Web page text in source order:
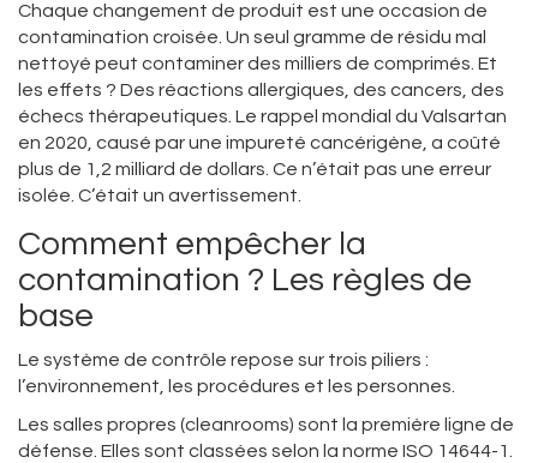
Chaque changement de produit est une occasion de
contamination croisée. Un seul gramme de résidu mal
nettoyé peut contaminer des milliers de comprimés. Et
les effets ? Des réactions allergiques, des cancers, des
échecs thérapeutiques. Le rappel mondial du Valsartan
en 2020, causé par une impureté cancérigène, a coûté
plus de 1,2 milliard de dollars. Ce n’était pas une erreur
isolée. C’était un avertissement.
Comment empêcher la
contamination ? Les règles de
base
Le système de contrôle repose sur trois piliers :
l’environnement, les procédures et les personnes.
Les salles propres (cleanrooms) sont la première ligne de
défense. Elles sont classées selon la norme ISO 14644-1.